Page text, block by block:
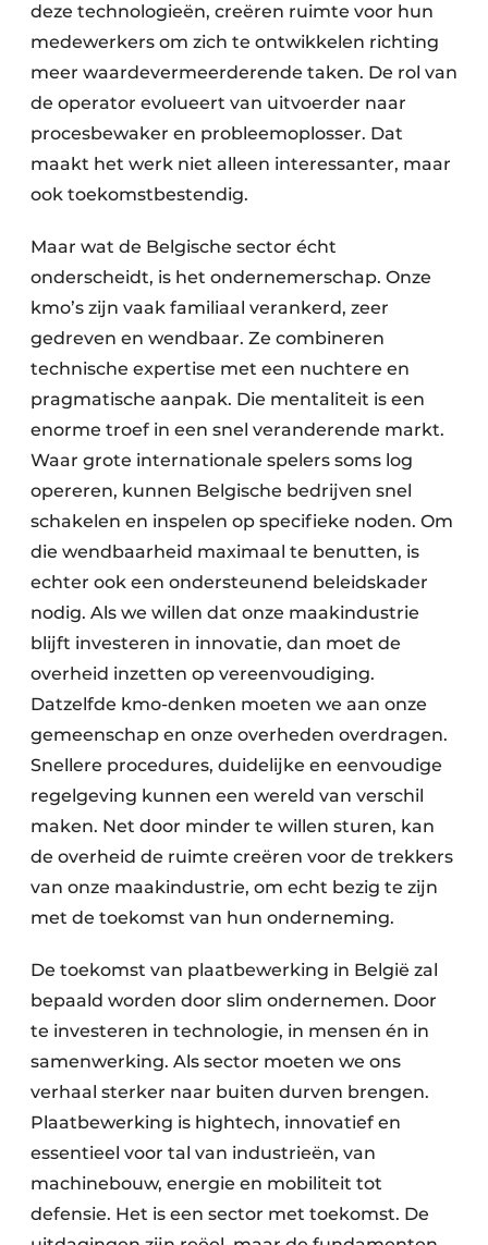
deze technologieën, creëren ruimte voor hun
medewerkers om zich te ontwikkelen richting
meer waardevermeerderende taken. De rol van
de operator evolueert van uitvoerder naar
procesbewaker en probleemoplosser. Dat
maakt het werk niet alleen interessanter, maar
ook toekomstbestendig.
Maar wat de Belgische sector écht
onderscheidt, is het ondernemerschap. Onze
kmo’s zijn vaak familiaal verankerd, zeer
gedreven en wendbaar. Ze combineren
technische expertise met een nuchtere en
pragmatische aanpak. Die mentaliteit is een
enorme troef in een snel veranderende markt.
Waar grote internationale spelers soms log
opereren, kunnen Belgische bedrijven snel
schakelen en inspelen op specifieke noden. Om
die wendbaarheid maximaal te benutten, is
echter ook een ondersteunend beleidskader
nodig. Als we willen dat onze maakindustrie
blijft investeren in innovatie, dan moet de
overheid inzetten op vereenvoudiging.
Datzelfde kmo-denken moeten we aan onze
gemeenschap en onze overheden overdragen.
Snellere procedures, duidelijke en eenvoudige
regelgeving kunnen een wereld van verschil
maken. Net door minder te willen sturen, kan
de overheid de ruimte creëren voor de trekkers
van onze maakindustrie, om echt bezig te zijn
met de toekomst van hun onderneming.
De toekomst van plaatbewerking in België zal
bepaald worden door slim ondernemen. Door
te investeren in technologie, in mensen én in
samenwerking. Als sector moeten we ons
verhaal sterker naar buiten durven brengen.
Plaatbewerking is hightech, innovatief en
essentieel voor tal van industrieën, van
machinebouw, energie en mobiliteit tot
defensie. Het is een sector met toekomst. De